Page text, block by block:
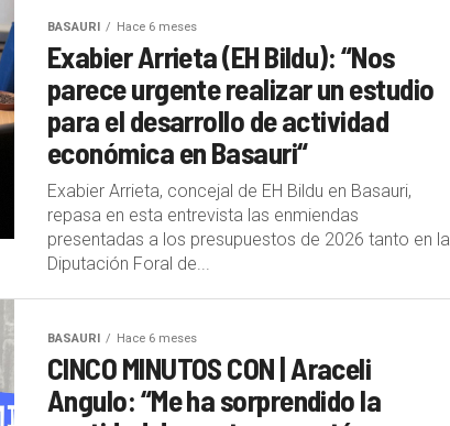
BASAURI Hace 6 meses
Exabier Arrieta (EH Bildu): “Nos
parece urgente realizar un estudio
para el desarrollo de actividad
económica en Basauri“
Exabier Arrieta, concejal de EH Bildu en Basauri,
repasa en esta entrevista las enmiendas
presentadas a los presupuestos de 2026 tanto en la
Diputación Foral de...
BASAURI Hace 6 meses
CINCO MINUTOS CON | Araceli
Angulo: “Me ha sorprendido la